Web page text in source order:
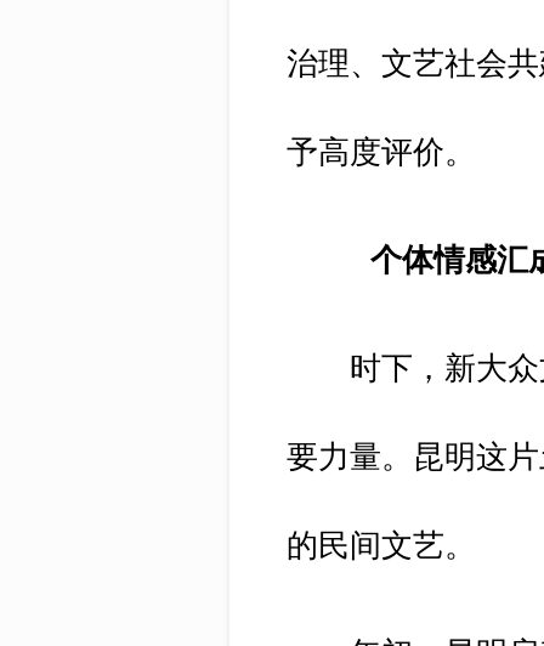
治理、文艺社会
予高度评价。
个体情感汇
时下，新大众
要力量。昆明这
的民间文艺。